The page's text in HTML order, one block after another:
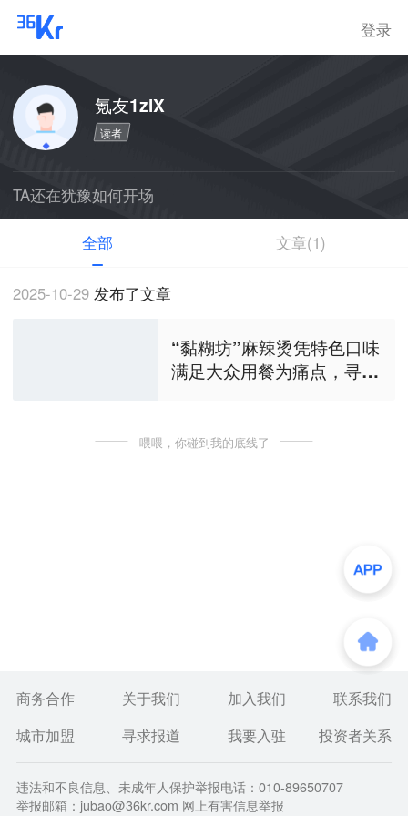
登录
氪友1zlX
读者
TA还在犹豫如何开场
全部 文章(1)
2025-10-29 发布了文章
“黏糊坊”麻辣烫凭特色口味
满足大众用餐为痛点，寻求
喂喂，你碰到我的底线了
商务合作 关于我们 加入我们
联系我们
城市加盟
寻求报道 我要入驻 投资者关系
违法和不良信息、未成年人保护举报电话：010-89650707
举报邮箱：jubao@36kr.com 网上有害信息举报